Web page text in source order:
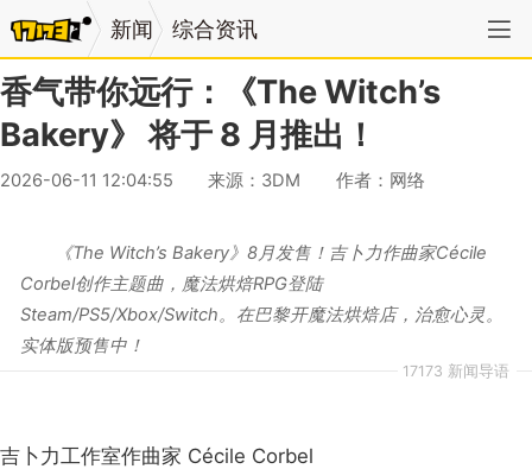
新闻 综合资讯
香气带你远行：《The Witch’s
Bakery》 将于 8 月推出！
2026-06-11 12:04:55 来源：3DM 作者：网络
17173 新闻导语
《The Witch’s Bakery》8月发售！吉卜力作曲家Cécile
Corbel创作主题曲，魔法烘焙RPG登陆
Steam/PS5/Xbox/Switch。在巴黎开魔法烘焙店，治愈心灵。
实体版预售中！
吉卜力工作室作曲家 Cécile Corbel